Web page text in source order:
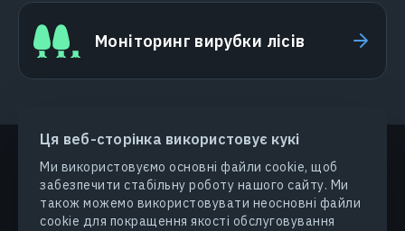
Ця веб-сторінка використовує кукі
Ми використовуємо основні файли cookie, щоб
забезпечити стабільну роботу нашого сайту. Ми
також можемо використовувати неосновні файли
cookie для покращення якості обслуговування
Моніторинг вирубки лісів
ПРОДУКТИ ТА РІШЕННЯ